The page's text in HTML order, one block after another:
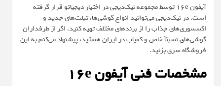
آیفون 16e توسط مجموعه نیک‌دیجی در اختیار دیجیاتو قرار گرفته
است. در نیک‌دیجی می‌توانید انواع گوشی‌ها، تبلت‌های جدید و
اکسسوری‌های جذاب را از برند‌های مختلف تهیه کنید. اگر از طرفداران
گوشی‌های نسبتاً خاص و کمیاب در ایران هستید، پیشنهاد می‌کنم به این
فروشگاه سری بزنید.
مشخصات فنی آیفون 16e